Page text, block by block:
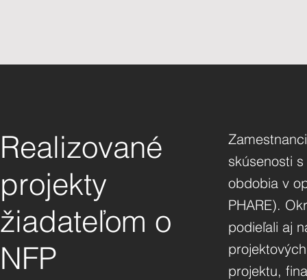
Realizované
projekty
žiadateľom o
NFP
skúsenosti
obdobia v
PHARE).
podieľali aj
projektu,